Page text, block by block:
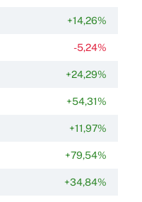
+14,26%
-5,24%
+24,29%
+54,31%
+11,97%
+79,54%
+34,84%